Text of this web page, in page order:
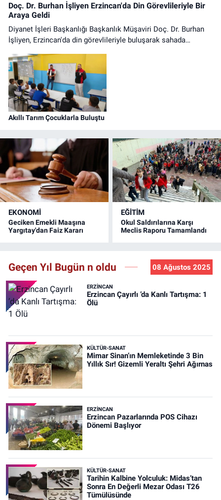
Doç. Dr. Burhan İşliyen Erzincan'da Din Görevlileriyle Bir
Araya Geldi
Diyanet İşleri Başkanlığı Başkanlık Müşaviri Doç. Dr. Burhan
İşliyen, Erzincan'da din görevlileriyle buluşarak sahada
Akıllı Tarım Çocuklarla Buluştu
EKONOMİ
Geciken Emekli Maaşına
Yargıtay'dan Faiz Kararı
EĞİTİM
Okul Saldırılarına Karşı
Meclis Raporu Tamamlandı
Geçen Yıl Bugün n oldu 08 Ağustos 2025
ERZINCAN
Erzincan Çayırlı ’da Kanlı Tartışma: 1
Ölü
KÜLTÜR-SANAT
Mimar Sinan’ın Memleketinde 3 Bin
Yıllık Sır! Gizemli Yeraltı Şehri Ağırnas
ERZINCAN
Erzincan Pazarlarında POS Cihazı
Dönemi Başlıyor
KÜLTÜR-SANAT
Tarihin Kalbine Yolculuk: Midas’tan
Sonra En Değerli Mezar Odası T26
Tümülüsünde